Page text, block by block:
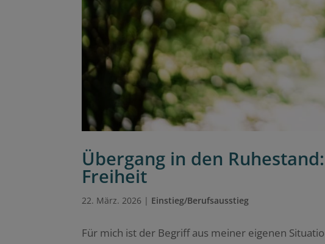
Übergang in den
Freiheit
22. März. 2026 | Einstieg/Berufsausstieg
Für mich ist der Begriff aus meiner eigenen